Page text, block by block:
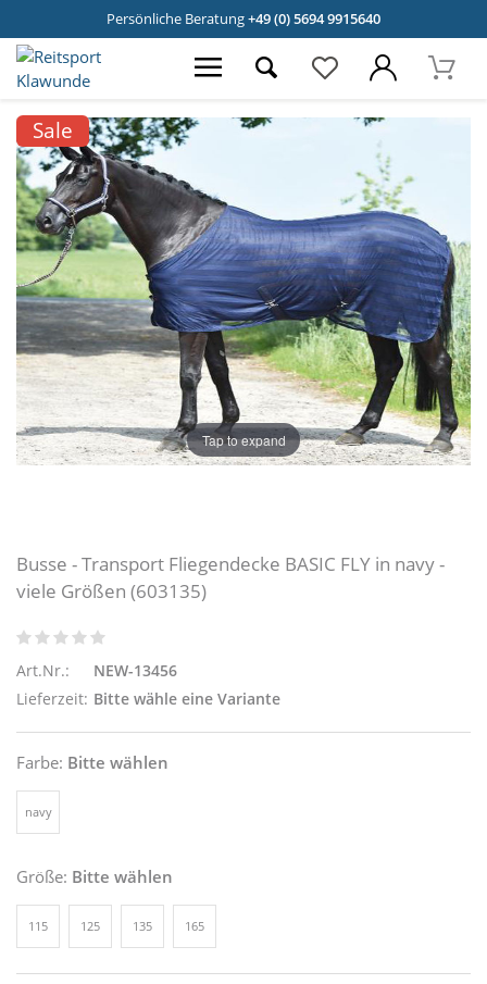
Persönliche Beratung+49 (0) 5694 9915640
Sale
Tap to expand
Busse - Transport Fliegendecke BASIC FLY in navy -
viele Größen (603135)
Art.Nr.:
NEW-13456
Lieferzeit: Bitte wähle eine Variante
Farbe: Bitte wählen
navy
Größe: Bitte wählen
115 125 135 165